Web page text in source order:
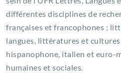
différentes disciplines de
françaises et francophones ;
langues, littératures et
hispanophone, italien et euro-
humaines et sociales.